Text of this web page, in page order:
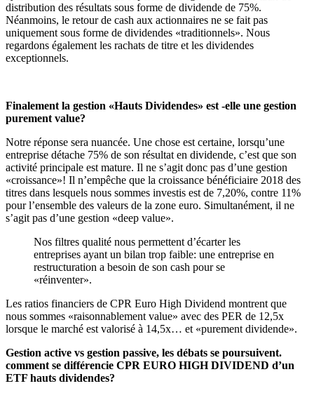
distribution des résultats sous forme de dividende de 75%.
Néanmoins, le retour de cash aux actionnaires ne se fait pas
uniquement sous forme de dividendes «traditionnels». Nous
regardons également les rachats de titre et les dividendes
exceptionnels.
Finalement la gestion «Hauts Dividendes» est -elle une gestion
purement value?
Notre réponse sera nuancée. Une chose est certaine, lorsqu’une
entreprise détache 75% de son résultat en dividende, c’est que son
activité principale est mature. Il ne s’agit donc pas d’une gestion
«croissance»! Il n’empêche que la croissance bénéficiaire 2018 des
titres dans lesquels nous sommes investis est de 7,20%, contre 11%
pour l’ensemble des valeurs de la zone euro. Simultanément, il ne
s’agit pas d’une gestion «deep value».
Nos filtres qualité nous permettent d’écarter les
entreprises ayant un bilan trop faible: une entreprise en
restructuration a besoin de son cash pour se
«réinventer».
Les ratios financiers de CPR Euro High Dividend montrent que
nous sommes «raisonnablement value» avec des PER de 12,5x
lorsque le marché est valorisé à 14,5x… et «purement dividende».
Gestion active vs gestion passive, les débats se poursuivent.
comment se différencie CPR EURO HIGH DIVIDEND d’un
ETF hauts dividendes?